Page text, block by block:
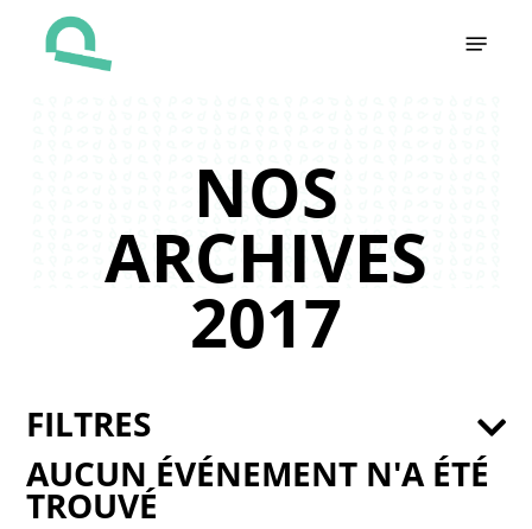
NOS
ARCHIVES
2017
AUCUN ÉVÉNEMENT N'A ÉTÉ
TROUVÉ
FILTRES